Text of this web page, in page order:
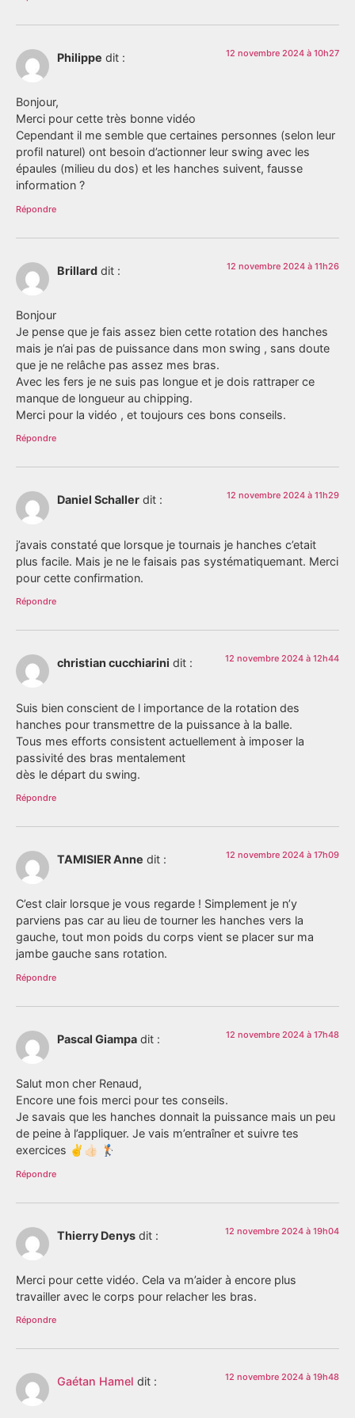
Philippe dit : 12 novembre 2024 à 10h27
Bonjour,
Merci pour cette très bonne vidéo
Cependant il me semble que certaines personnes (selon leur
profil naturel) ont besoin d’actionner leur swing avec les
épaules (milieu du dos) et les hanches suivent, fausse
information ?
Répondre
Brillard dit : 12 novembre 2024 à 11h26
Bonjour
Je pense que je fais assez bien cette rotation des hanches
mais je n’ai pas de puissance dans mon swing , sans doute
que je ne relâche pas assez mes bras.
Avec les fers je ne suis pas longue et je dois rattraper ce
manque de longueur au chipping.
Merci pour la vidéo , et toujours ces bons conseils.
Répondre
Daniel Schaller dit : 12 novembre 2024 à 11h29
j’avais constaté que lorsque je tournais je hanches c’etait
plus facile. Mais je ne le faisais pas systématiquemant. Merci
pour cette confirmation.
Répondre
christian cucchiarini dit : 12 novembre 2024 à 12h44
Suis bien conscient de l importance de la rotation des
hanches pour transmettre de la puissance à la balle.
Tous mes efforts consistent actuellement à imposer la
passivité des bras mentalement
dès le départ du swing.
Répondre
TAMISIER Anne dit : 12 novembre 2024 à 17h09
C’est clair lorsque je vous regarde ! Simplement je n’y
parviens pas car au lieu de tourner les hanches vers la
gauche, tout mon poids du corps vient se placer sur ma
jambe gauche sans rotation.
Répondre
Pascal Giampa dit : 12 novembre 2024 à 17h48
Salut mon cher Renaud,
Encore une fois merci pour tes conseils.
Je savais que les hanches donnait la puissance mais un peu
de peine à l’appliquer. Je vais m’entraîner et suivre tes
exercices ✌️👍🏻 🏌️
Répondre
Thierry Denys dit : 12 novembre 2024 à 19h04
Merci pour cette vidéo. Cela va m’aider à encore plus
travailler avec le corps pour relacher les bras.
Répondre
Gaétan Hamel dit : 12 novembre 2024 à 19h48